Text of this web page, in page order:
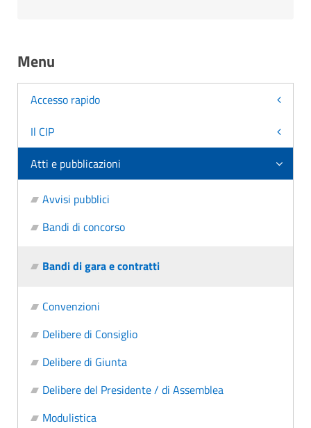
Menu
Accesso rapido
Il CIP
Atti e pubblicazioni
Avvisi pubblici
Bandi di concorso
Bandi di gara e contratti
Convenzioni
Delibere di Consiglio
Delibere di Giunta
Delibere del Presidente / di Assemblea
Modulistica